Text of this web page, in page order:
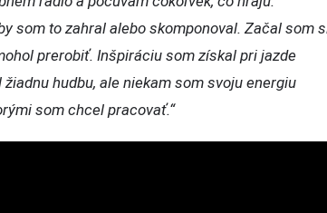
som to zahral alebo skomponoval. Začal som
prerobiť. Inšpiráciu som získal pri jazde
hudbu, ale niekam som svoju energiu
som chcel pracovať.“